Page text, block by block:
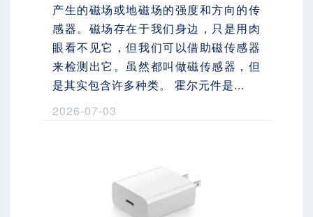
产生的磁场或地磁场的强度和方向的传
感器。磁场存在于我们身边，只是用肉
眼看不见它，但我们可以借助磁传感器
来检测出它。虽然都叫做磁传感器，但
是其实包含许多种类。 霍尔元件是...
2026-07-03